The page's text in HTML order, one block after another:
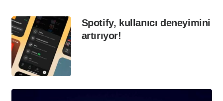
Spotify, kullanıcı deneyimini
artırıyor!